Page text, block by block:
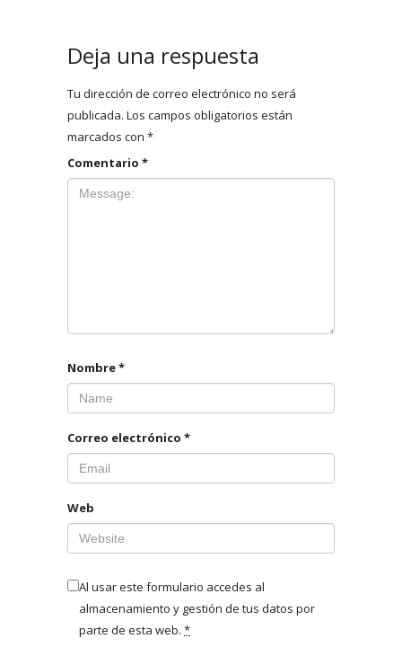
Deja una respuesta
Tu dirección de correo electrónico no será
publicada. Los campos obligatorios están
marcados con *
Comentario *
Nombre*
Correo electrónico *
Web
Al usar este formulario accedes al
almacenamiento y gestión de tus datos por
parte de esta web. *